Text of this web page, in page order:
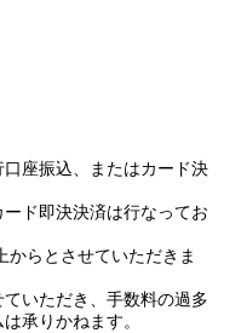
座振込、またはカード決
ド即決決済は行なってお
からとさせていただきま
いただき、手数料の過多
承りかねます。